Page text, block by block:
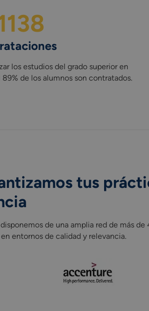
los estudios del grado superior en
89% de los alumnos son contratados.
tus
disponemos de una amplia red de más
entornos de calidad y relevancia.